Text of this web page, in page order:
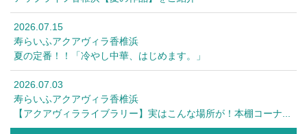
2026.07.15
寿らいふアクアヴィラ香椎浜
夏の定番！！「冷やし中華、はじめます。」
2026.07.03
寿らいふアクアヴィラ香椎浜
【アクアヴィラライブラリー】実はこんな場所が！本棚コーナ...